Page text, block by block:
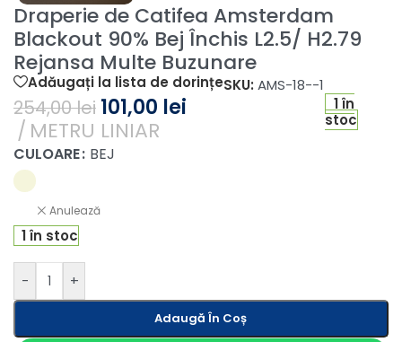
Draperie de Catifea Amsterdam
Blackout 90% Bej Închis L2.5/ H2.79
Rejansa Multe Buzunare
Adăugați la lista de dorințeSKU: AMS-18--1
254,00lei 101,00 lei
METRU LINIAR
1 în
stoc
CULOARE BEJ
Anulează
1 în stoc
- +
Adaugă În Coș